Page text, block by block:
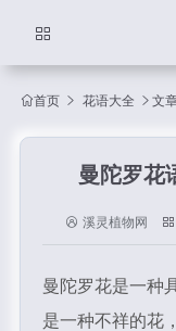
首页 花语大全 文
曼陀罗花
溪灵植物网
曼陀罗花是一种
是一种不祥的花